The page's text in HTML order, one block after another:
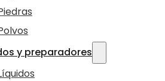
y preparadores